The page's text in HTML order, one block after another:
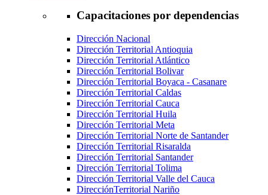
Capacitaciones por dependencias
Dirección Nacional
Dirección Territorial Antioquia
Dirección Territorial Atlántico
Dirección Territorial Bolivar
Dirección Territorial Boyaca - Casanare
Dirección Territorial Caldas
Dirección Territorial Cauca
Dirección Territorial Huila
Dirección Territorial Meta
Dirección Territorial Norte de Santander
Dirección Territorial Risaralda
Dirección Territorial Santander
Dirección Territorial Tolima
Dirección Territorial Valle del Cauca
DirecciónTerritorial Nariño